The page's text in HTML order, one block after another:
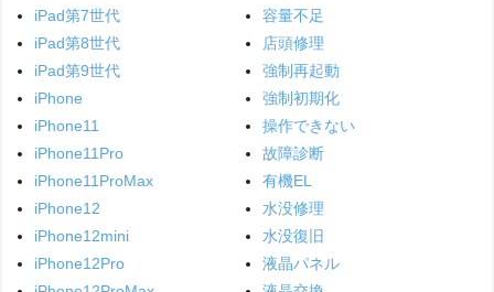
iPad第7世代
iPad第8世代
iPad第9世代
iPhone
iPhone11
iPhone11Pro
iPhone11ProMax
iPhone12
iPhone12mini
iPhone12Pro
容量不足
店頭修理
強制再起動
強制初期化
操作できない
故障診断
有機EL
水没修理
水没復旧
液晶パネル